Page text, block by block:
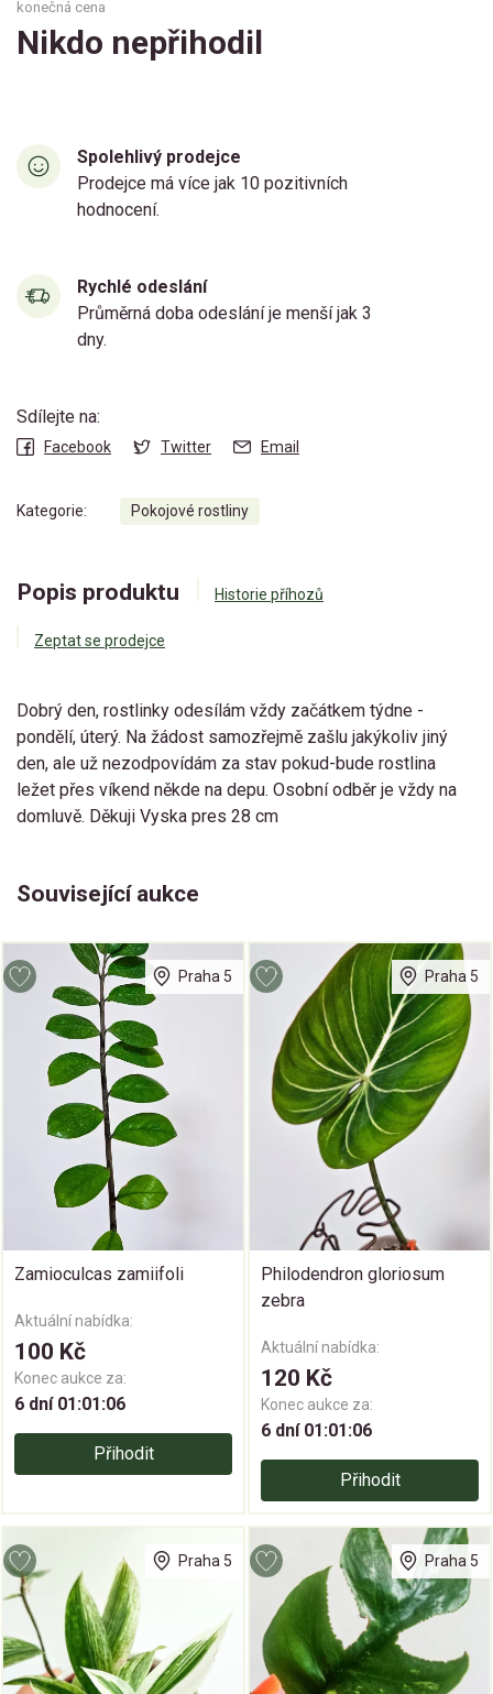
konečná cena
Nikdo nepřihodil
Spolehlivý prodejce
Prodejce má více jak 10 pozitivních
hodnocení.
Rychlé odeslání
Průměrná doba odeslání je menší jak 3
dny.
Sdílejte na:
Facebook Twitter Email
Kategorie: Pokojové rostliny
Popis produktu Historie příhozů
Zeptat se prodejce
Dobrý den, rostlinky odesílám vždy začátkem týdne -
pondělí, úterý. Na žádost samozřejmě zašlu jakýkoliv jiný
den, ale už nezodpovídám za stav pokud-bude rostlina
ležet přes víkend někde na depu. Osobní odběr je vždy na
domluvě. Děkuji Vyska pres 28 cm
Související aukce
Praha 5
Zamioculcas zamiifoli
Aktuální nabídka:
100 Kč
Konec aukce za:
6 dní 01:01:06
Přihodit
Praha 5
Philodendron gloriosum
zebra
Aktuální nabídka:
120 Kč
Konec aukce za:
6 dní 01:01:06
Přihodit
Praha 5 Praha 5